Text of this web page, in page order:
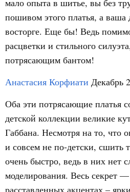
мало опыта в шитье, вы без
пошивом этого платья, а ваша
восторге. Еще бы! Ведь
расцветки и стильного
потрясающим бантом!
Анастасия Корфиати Декабрь
Оба эти потрясающие платья
детской коллекции великие
Габбана. Несмотря на то, что
и совсем не по-детски, сшить
очень быстро, ведь в них нет
моделирования. Весь секрет
расставленных акцентах –